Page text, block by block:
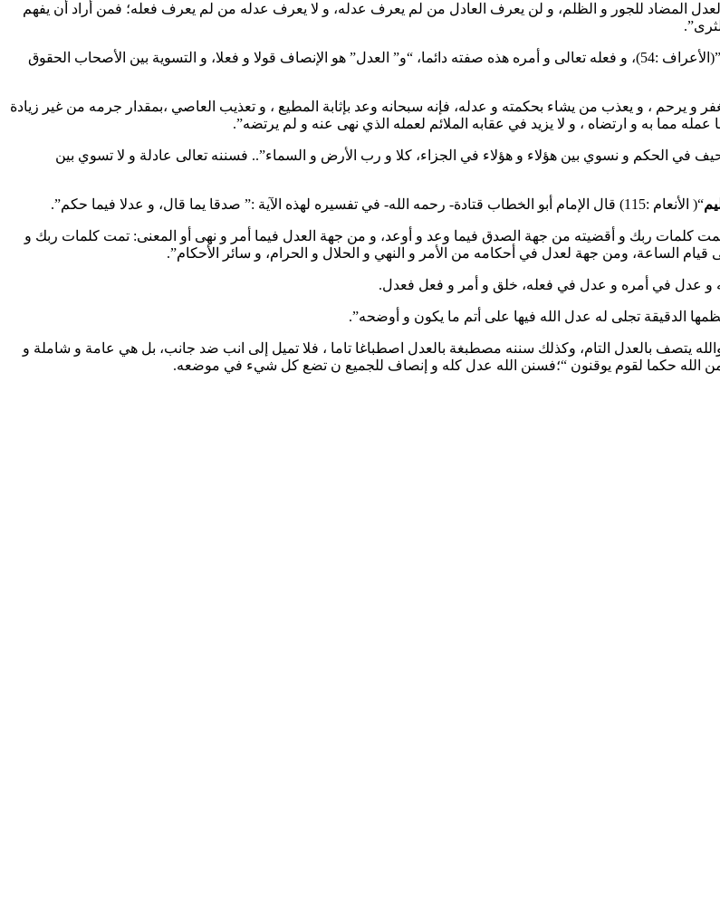
المضاد للجور و الظلم، و لن يعرف العادل من لم يعرف عدله، و لا يعرف عدله من لم يعرف فعله؛ فمن أراد أن يفهم
و قد اتسمت السنن الإلهية بالعدل لأنها من فعل الله تعالى و أمره” ألا له الخلق و الأمر”(الأعراف :54)، و فعله تعالى و أمره هذه صفته دائما، “و” العدل” هو الإنصاف قولا و فعلا، و التسوية بين الأصحاب الحقوق
يرحم ، و يعذب من يشاء بحكمته و عدله، فإنه سبحانه وعد بإثابة المطيع ، و تعذيب العاصي ،بمقدار جرمه من غير زيادة
مما به و ارتضاه ، و لا يزيد في عقابه الملائم لعمله الذي نهى عنه و لم يرتضه”.
في الحكم و نسوي بين هؤلاء و هؤلاء في الجزاء، كلا و رب الأرض و السماء”.. فسننه تعالى عادلة و لا تسوي بين
“( الأنعام :115) قال الإمام أبو الخطاب قتادة- رحمه الله- في تفسيره لهذه الآية :” صدقا يما قال، و عدلا فيما حكم”.
تمت كلمات ربك و أقضيته من جهة الصدق فيما وعد و أوعد، و من جهة العدل فيما أمر و نهى أو المعنى: تمت كلمات ربك و
الساعة، ومن جهة لعدل في أحكامه من الأمر و النهي و الحلال و الحرام، و سائر الأحكام”.
و عدل في أمره و عدل في فعله، خلق و أمر و فعل فعدل.
الدقيقة تجلى له عدل الله فيها على أتم ما يكون و أوضحه”.
يتصف بالعدل التام، وكذلك سننه مصطبغة بالعدل اصطباغا تاما ، فلا تميل إلى انب ضد جانب، بل هي عامة و شاملة و
الله حكما لقوم يوقنون “؛فسنن الله عدل كله و إنصاف للجميع ن تضع كل شيء في موضعه.